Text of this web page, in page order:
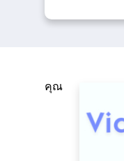
คุณ